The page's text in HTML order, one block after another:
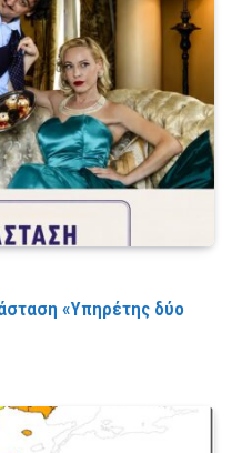
«Υπηρέτης δύο